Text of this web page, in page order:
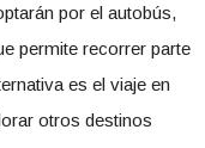
por el autobús,
permite recorrer parte
es el viaje en
otros destinos